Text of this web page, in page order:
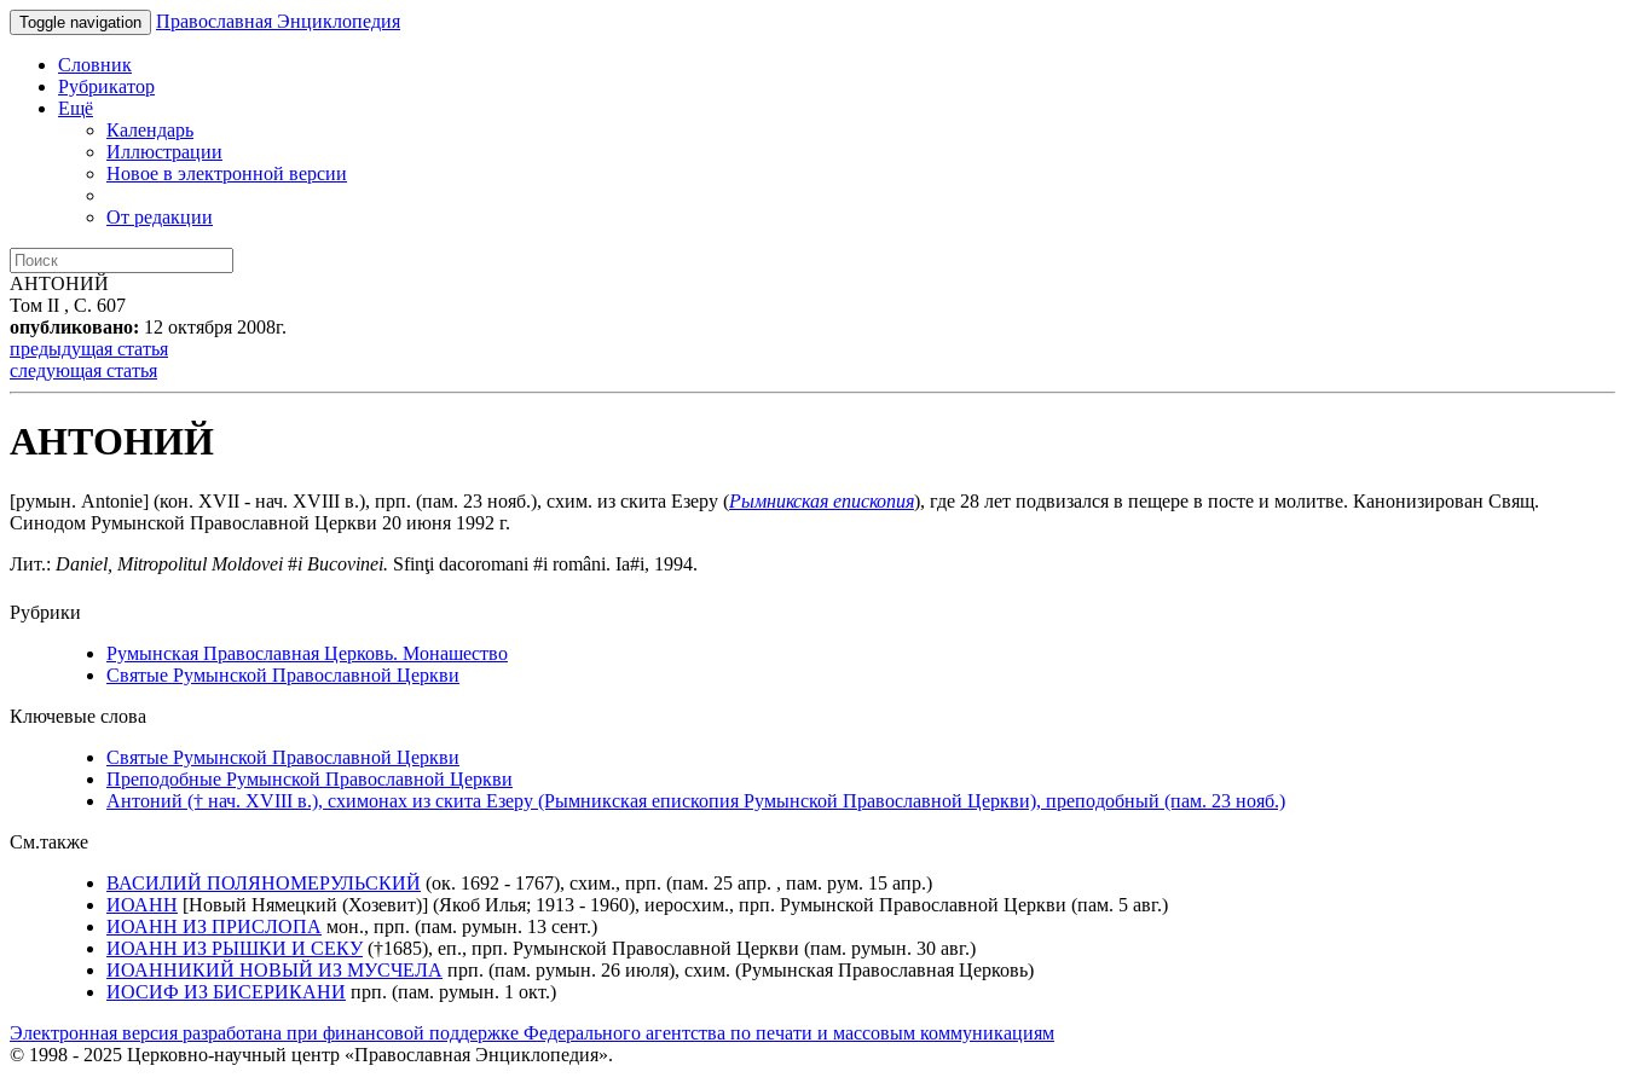
Toggle navigation Православная Энциклопедия
Словник
Рубрикатор
Ещё
Календарь
Иллюстрации
Новое в электронной версии
От редакции
АНТОНИЙ
Том II , С. 607
опубликовано: 12 октября 2008г.
предыдущая статья
следующая статья
АНТОНИЙ
[румын. Antonie] (кон. XVII - нач. XVIII в.), прп. (пам. 23 нояб.), схим. из скита Езеру (Рымникская епископия), где 28 лет подвизался в пещере в посте и молитве. Канонизирован Свящ.
Синодом Румынской Православной Церкви 20 июня 1992 г.
Лит.: Daniel, Mitropolitul Moldovei #i Bucovinei. Sfinţi dacoromani #i români. Ia#i, 1994.
Рубрики
Румынская Православная Церковь. Монашество
Святые Румынской Православной Церкви
Ключевые слова
Святые Румынской Православной Церкви
Преподобные Румынской Православной Церкви
Антоний († нач. XVIII в.), схимонах из скита Езеру (Рымникская епископия Румынской Православной Церкви), преподобный (пам. 23 нояб.)
См.также
ВАСИЛИЙ ПОЛЯНОМЕРУЛЬСКИЙ (ок. 1692 - 1767), схим., прп. (пам. 25 апр. , пам. рум. 15 апр.)
ИОАНН [Новый Нямецкий (Хозевит)] (Якоб Илья; 1913 - 1960), иеросхим., прп. Румынской Православной Церкви (пам. 5 авг.)
ИОАНН ИЗ ПРИСЛОПА мон., прп. (пам. румын. 13 сент.)
ИОАНН ИЗ РЫШКИ И СЕКУ(†1685), еп., прп. Румынской Православной Церкви (пам. румын. 30 авг.)
ИОАННИКИЙ НОВЫЙ ИЗ МУСЧЕЛА прп. (пам. румын. 26 июля), схим. (Румынская Православная Церковь)
ИОСИФ ИЗ БИСЕРИКАНИ прп. (пам. румын. 1 окт.)
Электронная версия разработана при финансовой поддержке Федерального агентства по печати и массовым коммуникациям
© 1998 - 2025 Церковно-научный центр «Православная Энциклопедия».